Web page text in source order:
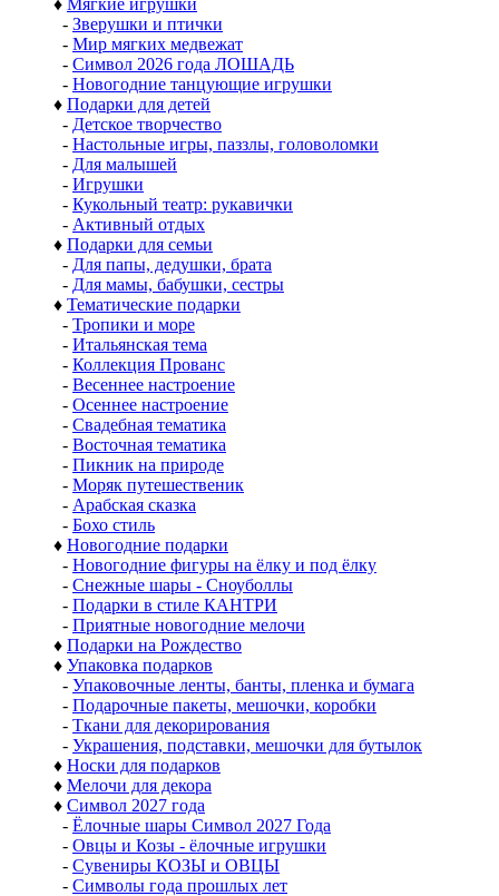
♦ Мягкие игрушки
- Зверушки и птички
- Мир мягких медвежат
- Символ 2026 года ЛОШАДЬ
- Новогодние танцующие игрушки
♦ Подарки для детей
- Детское творчество
- Настольные игры, паззлы, головоломки
- Для малышей
- Игрушки
- Кукольный театр: рукавички
- Активный отдых
♦ Подарки для семьи
- Для папы, дедушки, брата
- Для мамы, бабушки, сестры
♦ Тематические подарки
- Тропики и море
- Итальянская тема
- Коллекция Прованс
- Весеннее настроение
- Осеннее настроение
- Свадебная тематика
- Восточная тематика
- Пикник на природе
- Моряк путешественик
- Арабская сказка
- Бохо стиль
♦ Новогодние подарки
- Новогодние фигуры на ёлку и под ёлку
- Снежные шары - Сноуболлы
- Подарки в стиле КАНТРИ
- Приятные новогодние мелочи
♦ Подарки на Рождество
♦ Упаковка подарков
- Упаковочные ленты, банты, пленка и бумага
- Подарочные пакеты, мешочки, коробки
- Ткани для декорирования
- Украшения, подставки, мешочки для бутылок
♦ Носки для подарков
♦ Мелочи для декора
♦ Символ 2027 года
- Ёлочные шары Символ 2027 Года
- Овцы и Козы - ёлочные игрушки
- Сувениры КОЗЫ и ОВЦЫ
- Символы года прошлых лет